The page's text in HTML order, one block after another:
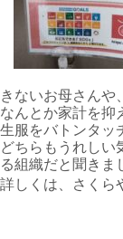
きないお母さんや、
なんとか家計を抑
生服をバトンタッ
どちらもうれしい
る組織だと聞きま
詳しくは、さくら